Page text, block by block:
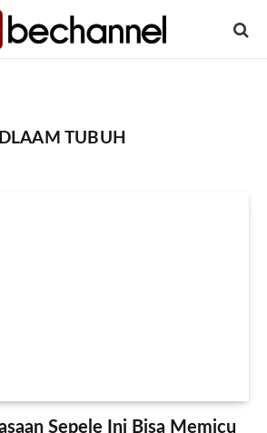
DLAAM TUBUH
Sepele Ini Bisa Memicu